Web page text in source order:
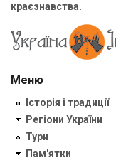
краєзнавства.
Меню
Історія і традиції
Регіони України
Тури
Пам'ятки